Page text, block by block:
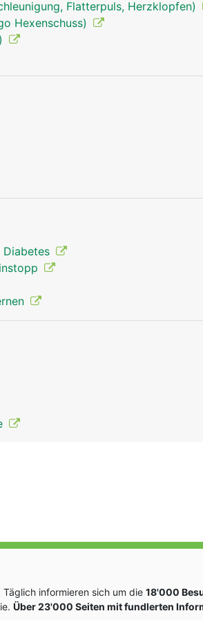
den Nervenfortsätzen, den
mann kopf Links
Flatterpuls, Herzklopfen)
Hexenschuss)
Täglich informieren sich um die 18'000
Über 23'000 Seiten mit fundlerten